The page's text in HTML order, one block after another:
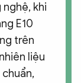
nghệ, khi
E10
trên
liệu